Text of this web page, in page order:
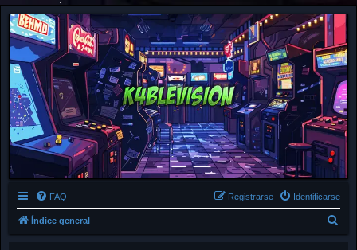
FAQ Identificarse
Registrarse
Índice general